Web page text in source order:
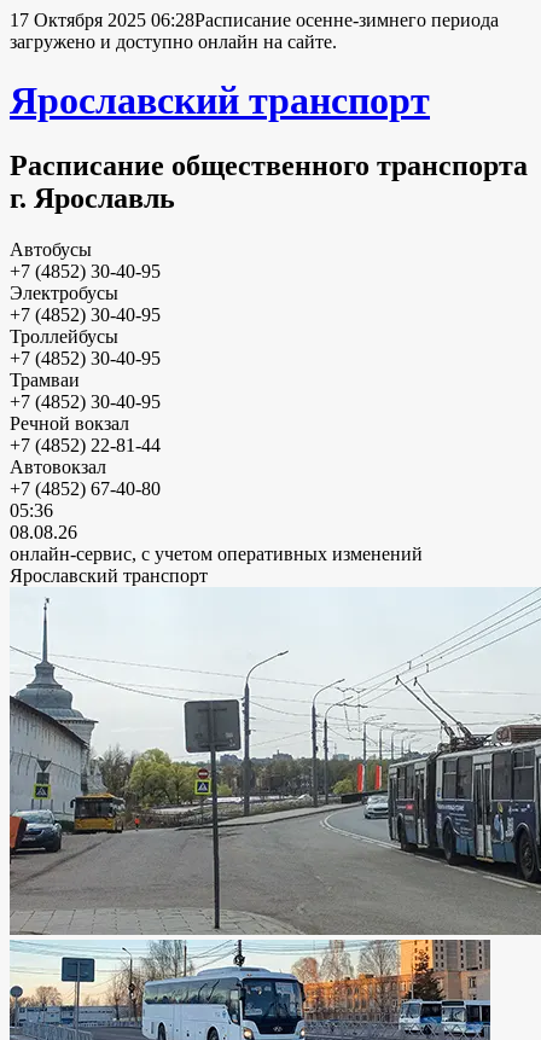
17 Октября 2025 06:28Расписание осенне-зимнего периода
загружено и доступно онлайн на сайте.
Ярославский транспорт
Расписание общественного транспорта
г. Ярославль
Автобусы
+7 (4852) 30-40-95
Электробусы
+7 (4852) 30-40-95
Троллейбусы
+7 (4852) 30-40-95
Трамваи
+7 (4852) 30-40-95
Речной вокзал
+7 (4852) 22-81-44
Автовокзал
+7 (4852) 67-40-80
05:36
08.08.26
онлайн-сервис, с учетом оперативных изменений
Ярославский транспорт